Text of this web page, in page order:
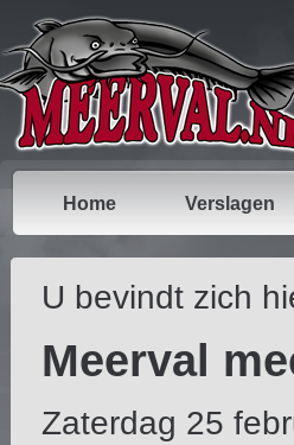
Home Verslagen
U bevindt zich
Meerval
Zaterdag 25